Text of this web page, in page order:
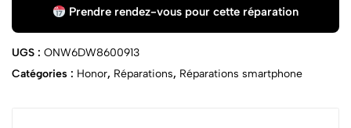
Prendre rendez-vous pour cette réparation
UGS : ONW6DW8600913
Catégories : Honor, Réparations, Réparations smartphone